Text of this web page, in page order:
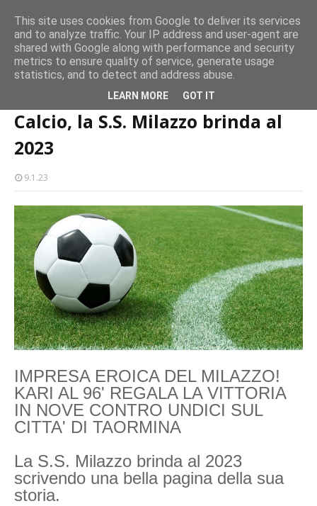
Milazzo 28ª Sagra del Pesce a Vaccarella: il programma
EVENTI
Calcio, la S.S. Milazzo brinda al 2023
Calcio, la S.S. Milazzo brinda al
2023
9.1.23
IMPRESA EROICA DEL MILAZZO!
KARI AL 96' REGALA LA VITTORIA
IN NOVE CONTRO UNDICI SUL
CITTA' DI TAORMINA
La S.S. Milazzo brinda al 2023
scrivendo una bella pagina della sua
storia.
This site uses cookies from Google to deliver its services
and to analyze traffic. Your IP address and user-agent are
shared with Google along with performance and security
metrics to ensure quality of service, generate usage
statistics, and to detect and address abuse.
LEARN MORE GOT IT